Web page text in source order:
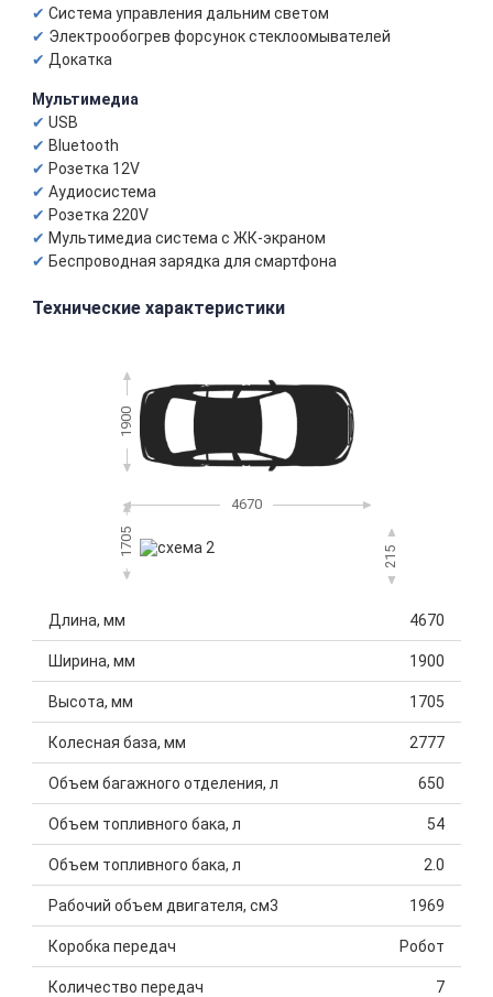
Система управления дальним светом
Электрообогрев форсунок стеклоомывателей
Докатка
Мультимедиа
USB
Bluetooth
Розетка 12V
Аудиосистема
Розетка 220V
Мультимедиа система с ЖК-экраном
Беспроводная зарядка для смартфона
Технические характеристики
1900
4670
1705 215
Длина, мм 4670
Ширина, мм 1900
Высота, мм 1705
Колесная база, мм 2777
Объем багажного отделения, л 650
Объем топливного бака, л 54
Объем топливного бака, л 2.0
Рабочий объем двигателя, см3 1969
Коробка передач Робот
Количество передач 7